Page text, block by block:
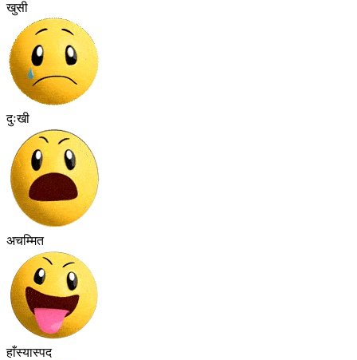
खुसी
दुःखी
अचम्मित
हाँस्यास्पद